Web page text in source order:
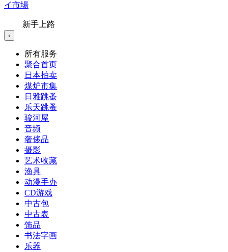
イ市場
新手上路
‹
所有服务
聚合首页
日本拍卖
煤炉市集
日雅跳蚤
乐天跳蚤
骏河屋
音频
奢侈品
摄影
艺术收藏
渔具
动漫手办
CD游戏
中古包
中古表
饰品
书法字画
乐器